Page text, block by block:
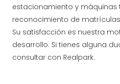
estacionamiento y máquinas
reconocimiento de
Su satisfacción es nuestra
desarrollo. Si tienes alguna
consultar con Realpark.